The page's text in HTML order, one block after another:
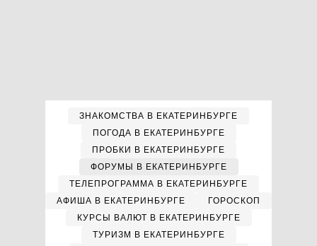
ЗНАКОМСТВА В ЕКАТЕРИНБУРГЕ
ПОГОДА В ЕКАТЕРИНБУРГЕ
ПРОБКИ В ЕКАТЕРИНБУРГЕ
ФОРУМЫ В ЕКАТЕРИНБУРГЕ
ТЕЛЕПРОГРАММА В ЕКАТЕРИНБУРГЕ
АФИША В ЕКАТЕРИНБУРГЕ
ГОРОСКОП
КУРСЫ ВАЛЮТ В ЕКАТЕРИНБУРГЕ
ТУРИЗМ В ЕКАТЕРИНБУРГЕ